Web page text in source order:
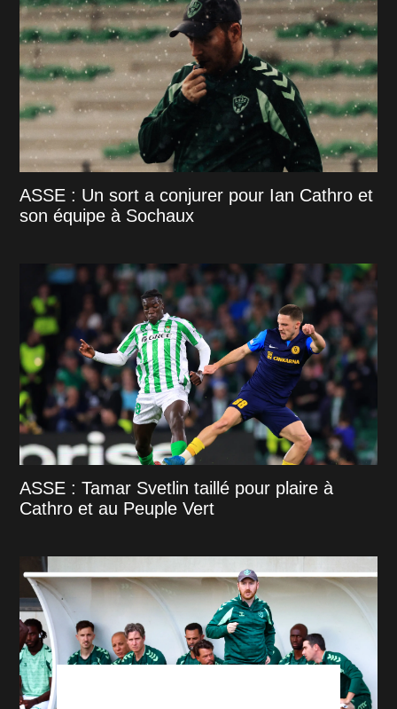
ASSE : Un sort a conjurer pour Ian Cathro et
son équipe à Sochaux
ASSE : Tamar Svetlin taillé pour plaire à
Cathro et au Peuple Vert